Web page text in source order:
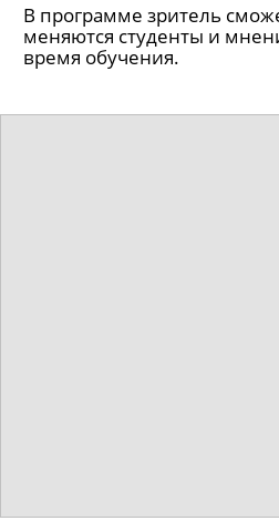
В программе зритель
меняются студенты и
время обучения.